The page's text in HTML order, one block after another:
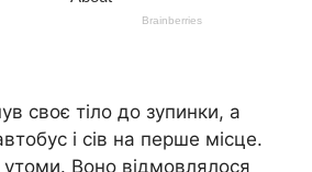
своє тіло до зупинки, а
і сів на перше місце.
утоми. Воно відмовлялося